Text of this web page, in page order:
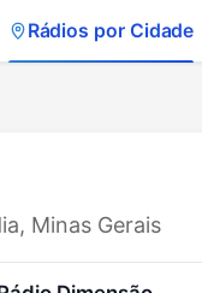
Rádios por Cidade
Minas Gerais